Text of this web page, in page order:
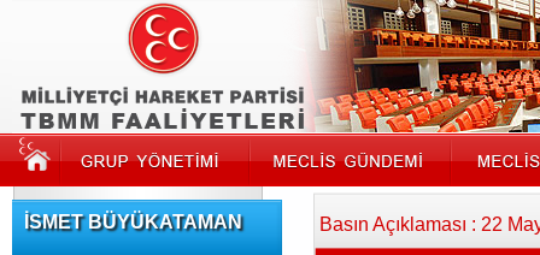
İSMET BÜYÜKATAMAN Basın Açıklaması : 22